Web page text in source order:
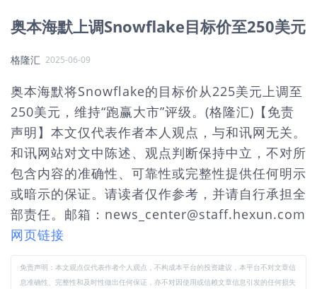
奥本海默上调Snowflake目标价至250美元
格隆汇 2025-06-09
奥本海默将Snowflake的目标价从225美元上调至
250美元，维持“跑赢大市”评级。(格隆汇)【免责
声明】本文仅代表作者本人观点，与和讯网无关。
和讯网站对文中陈述、观点判断保持中立，不对所
包含内容的准确性、可靠性或完整性提供任何明示
或暗示的保证。请读者仅作参考，并请自行承担全
部责任。邮箱：news_center@staff.hexun.com
网页链接
免责声明：本文观点仅代表作者个人观点，不构成本平台的投资建议，本平台不对文章信
息准确性、完整性和及时性做出任何保证，亦不对因使用或信赖文章信息引发的任何损失